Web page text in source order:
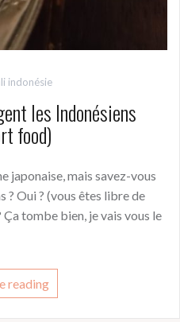
indonésie
les Indonésiens
food)
japonaise, mais savez-vous
? Oui ? (vous êtes libre de
tombe bien, je vais vous le
reading